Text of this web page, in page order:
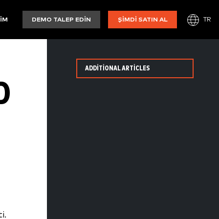
DEMO TALEP EDIN ŞIMDI SATIN AL TR
ADDITIONAL ARTICLES